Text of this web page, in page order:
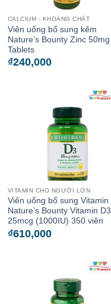
CALCIUM - KHOÁNG CHẤT
Viên uống bổ sung kẽm
Nature’s Bounty Zinc
Tablets
₫240,000
VITAMIN CHO NGƯỜI LỚN
Viên uống bổ sung Vitamin
Nature’s Bounty Vitamin D3
25mcg (1000IU) 350 viên
₫610,000